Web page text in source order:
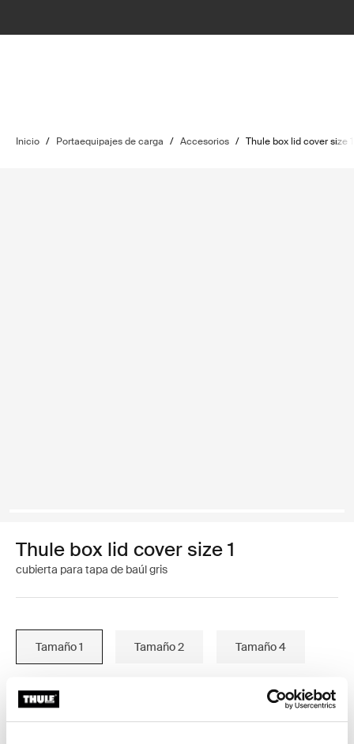
Inicio / Portaequipajes de carga / Accesorios / Thule box lid cover size 1
Thule box lid cover size 1
cubierta para tapa de baúl gris
Tamaño 1 Tamaño 2 Tamaño 4